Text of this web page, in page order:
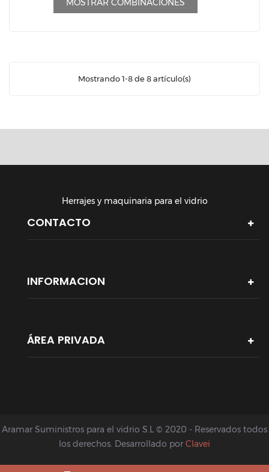
Mostrando 1-8 de 8 artículo(s)
Herrajes y maquinaria para el vidrio
CONTACTO
INFORMACION
ÁREA PRIVADA
Aramar Suministros para el vidrio S.L © 2020 - Reservados todos
los derechos. Desarrollado por Clavei